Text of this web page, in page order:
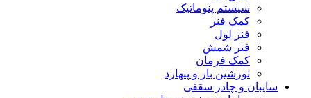
سیستم پنوماتیک
کمک فنر
فنر لول
فنر شمش
کمک فرمان
تورشین بار و پنهارد
سایبان و چادر سقفی